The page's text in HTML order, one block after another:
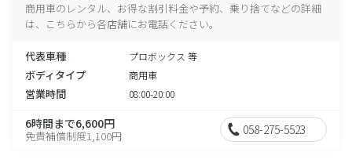
商用車のレンタル、お得な割引料金や予約、乗り捨てなどの詳細
は、こちらから各店舗にお電話ください。
代表車種 プロボックス 等
ボディタイプ 商用車
営業時間 08:00-20:00
6時間まで6,600円
免責補償制度1,100円 058-275-5523